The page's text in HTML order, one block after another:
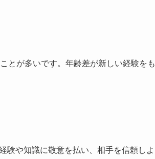
とが多いです。年齢差が新しい経験をも
験や知識に敬意を払い、相手を信頼しよ